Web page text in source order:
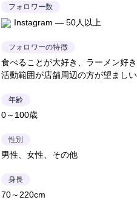
フォロワー数
Instagram — 50人以上
フォロワーの特徴
食べることが大好き、ラーメン好き
活動範囲が店舗周辺の方が望まし
年齢
0～100歳
性別
男性、女性、その他
身長
70～220cm